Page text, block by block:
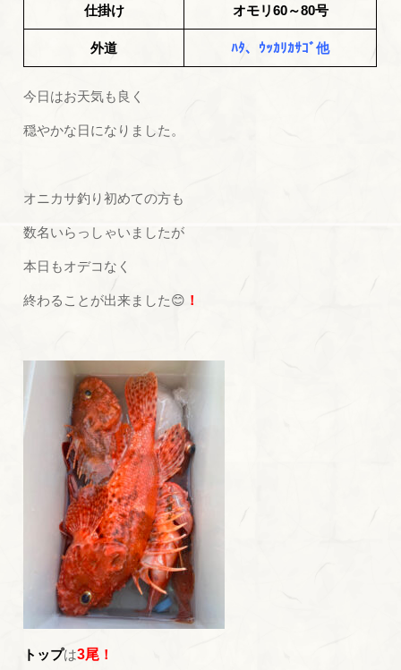
仕掛け オモリ60～80号
外道 ﾊﾀ、ｳｯｶﾘｶｻｺﾞ他
今日はお天気も良く
穏やかな日になりました。
オニカサ釣り初めての方も
数名いらっしゃいましたが
本日もオデコなく
終わることが出来ました😊 ！
トップは3尾 ！